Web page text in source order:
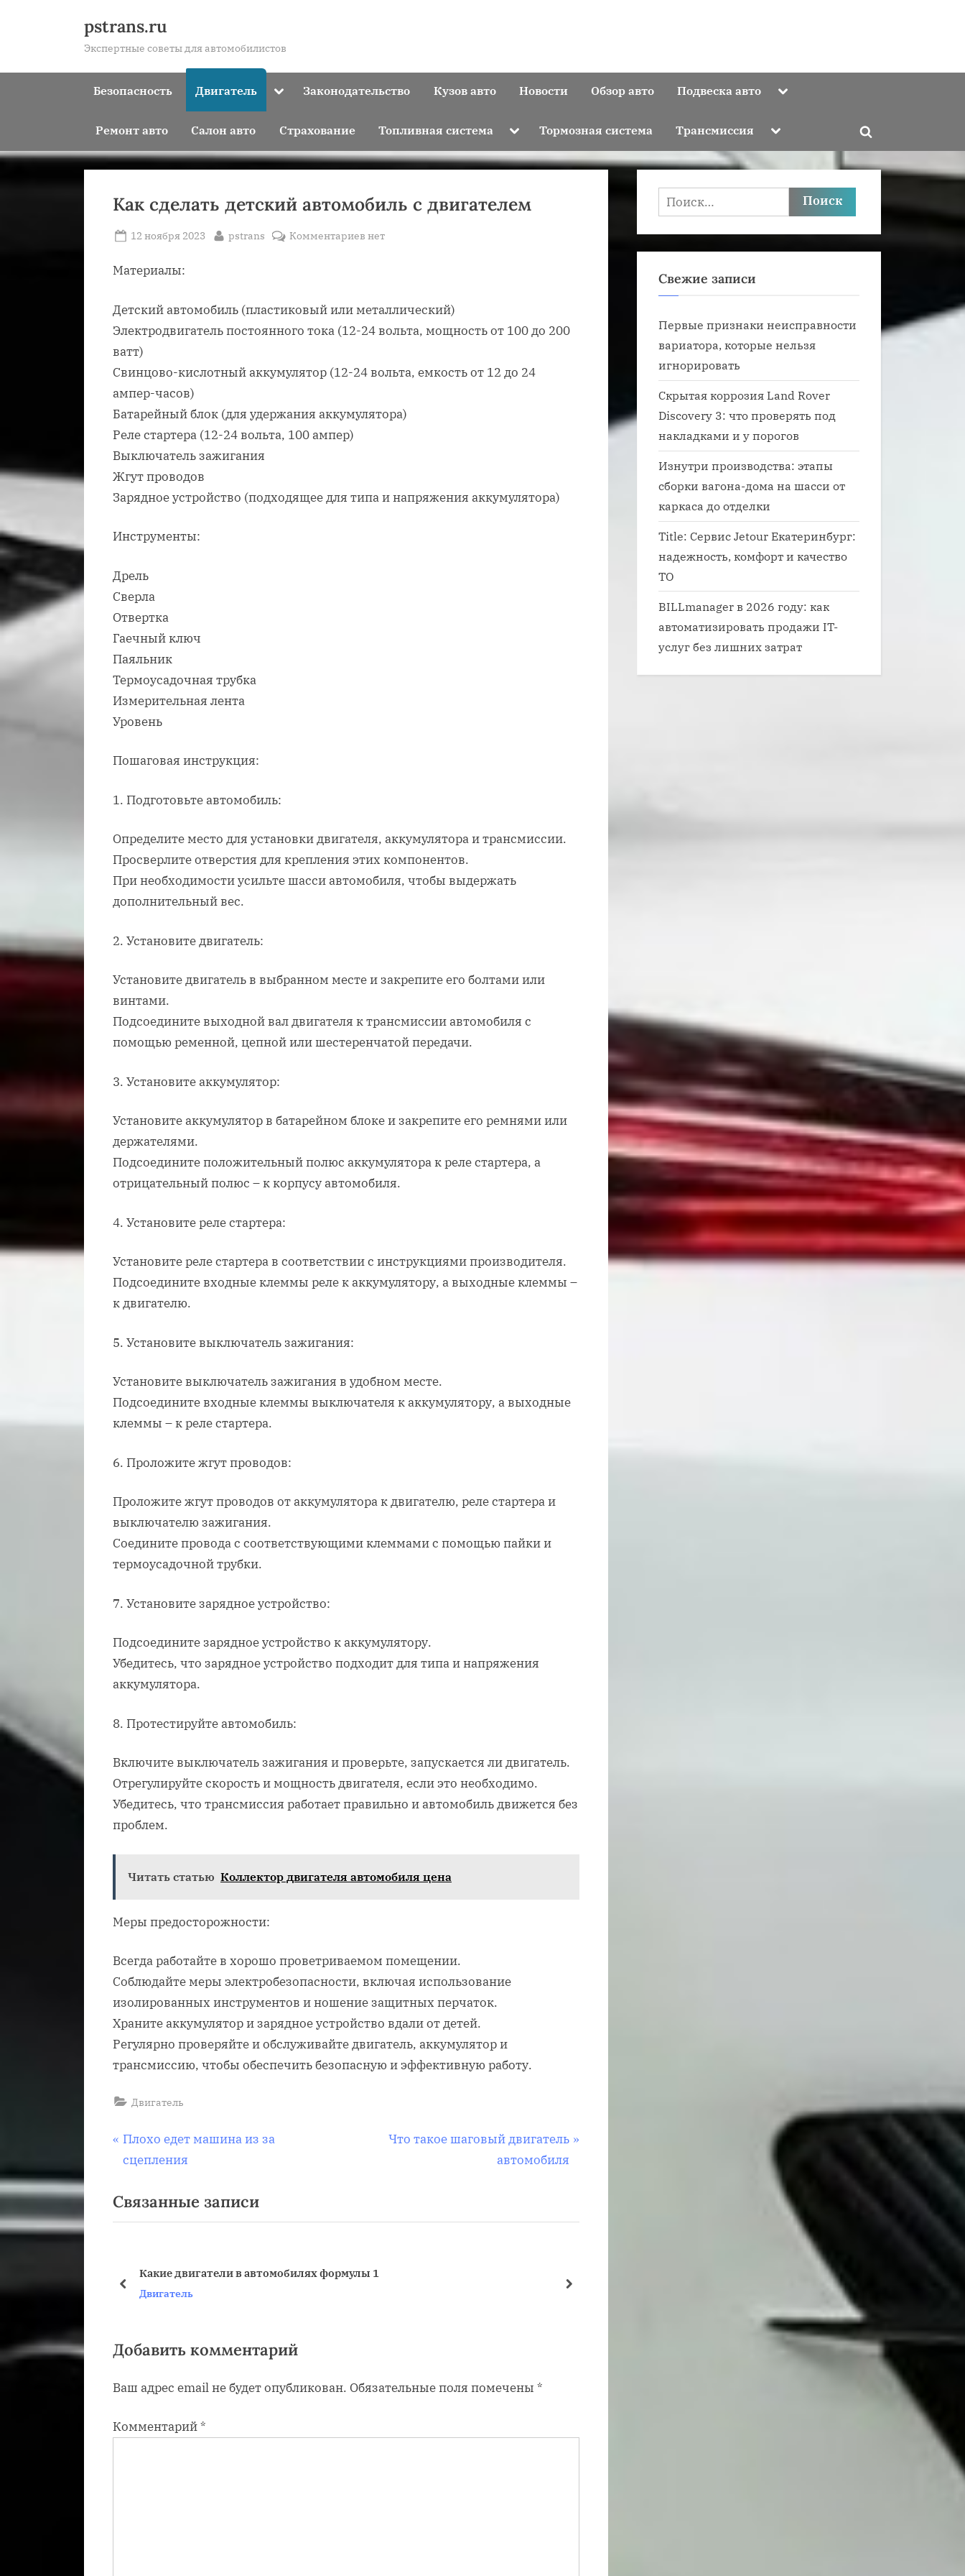
pstrans.ru
Экспертные советы для автомобилистов
Безопасность Двигатель ToggleЗаконодательство Кузов авто Новости Обзор авто Подвеска авто Toggle
Ремонт авто Салон авто Страхование Топливная система Toggle
menu
Тормозная система Трансмиссия Toggle
menu
Toggle
Как сделать детский автомобиль с двигателем
Posted
12 ноября 2023 By
pstrans Комментариев к
детский
автомобиль
нет
Материалы:
Детский автомобиль (пластиковый или металлический)
Электродвигатель постоянного тока (12-24 вольта, мощность от 100 до 200
ватт)
Свинцово-кислотный аккумулятор (12-24 вольта, емкость от 12 до 24
ампер-часов)
Батарейный блок (для удержания аккумулятора)
Реле стартера (12-24 вольта, 100 ампер)
Выключатель зажигания
Жгут проводов
Зарядное устройство (подходящее для типа и напряжения аккумулятора)
Инструменты:
Дрель
Сверла
Отвертка
Гаечный ключ
Паяльник
Термоусадочная трубка
Измерительная лента
Уровень
Пошаговая инструкция:
1. Подготовьте автомобиль:
Определите место для установки двигателя, аккумулятора и трансмиссии.
Просверлите отверстия для крепления этих компонентов.
При необходимости усильте шасси автомобиля, чтобы выдержать
дополнительный вес.
2. Установите двигатель:
Установите двигатель в выбранном месте и закрепите его болтами или
винтами.
Подсоедините выходной вал двигателя к трансмиссии автомобиля с
помощью ременной, цепной или шестеренчатой передачи.
3. Установите аккумулятор:
Установите аккумулятор в батарейном блоке и закрепите его ремнями или
держателями.
Подсоедините положительный полюс аккумулятора к реле стартера, а
отрицательный полюс – к корпусу автомобиля.
4. Установите реле стартера:
Установите реле стартера в соответствии с инструкциями производителя.
Подсоедините входные клеммы реле к аккумулятору, а выходные клеммы –
к двигателю.
5. Установите выключатель зажигания:
Установите выключатель зажигания в удобном месте.
Подсоедините входные клеммы выключателя к аккумулятору, а выходные
клеммы – к реле стартера.
6. Проложите жгут проводов:
Проложите жгут проводов от аккумулятора к двигателю, реле стартера и
выключателю зажигания.
Соедините провода с соответствующими клеммами с помощью пайки и
термоусадочной трубки.
7. Установите зарядное устройство:
Подсоедините зарядное устройство к аккумулятору.
Убедитесь, что зарядное устройство подходит для типа и напряжения
аккумулятора.
8. Протестируйте автомобиль:
Включите выключатель зажигания и проверьте, запускается ли двигатель.
Отрегулируйте скорость и мощность двигателя, если это необходимо.
Убедитесь, что трансмиссия работает правильно и автомобиль движется без
проблем.
Читать статью Коллектор двигателя автомобиля цена
Меры предосторожности:
Всегда работайте в хорошо проветриваемом помещении.
Соблюдайте меры электробезопасности, включая использование
изолированных инструментов и ношение защитных перчаток.
Храните аккумулятор и зарядное устройство вдали от детей.
Регулярно проверяйте и обслуживайте двигатель, аккумулятор и
трансмиссию, чтобы обеспечить безопасную и эффективную работу.
Двигатель
Навигация
записям
П
р
д
ы
щ
з
п
с
Плохо едет машина из за
сцепления
С
у
и
Что такое шаговый двигатель
автомобиля
Связанные записи
Какие двигатели в автомобилях формулы 1
Двигатель
Как откачать масло из двигателя автомобиля
пред далее
Добавить комментарий
Ваш адрес email не будет опубликован. Обязательные поля помечены *
Комментарий*
Найти:
Свежие записи
Первые признаки неисправности
вариатора, которые нельзя
игнорировать
Скрытая коррозия Land Rover
Discovery 3: что проверять под
накладками и у порогов
Изнутри производства: этапы
сборки вагона-дома на шасси от
каркаса до отделки
Title: Сервис Jetour Екатеринбург:
надежность, комфорт и качество
ТО
BILLmanager в 2026 году: как
автоматизировать продажи IT-
услуг без лишних затрат